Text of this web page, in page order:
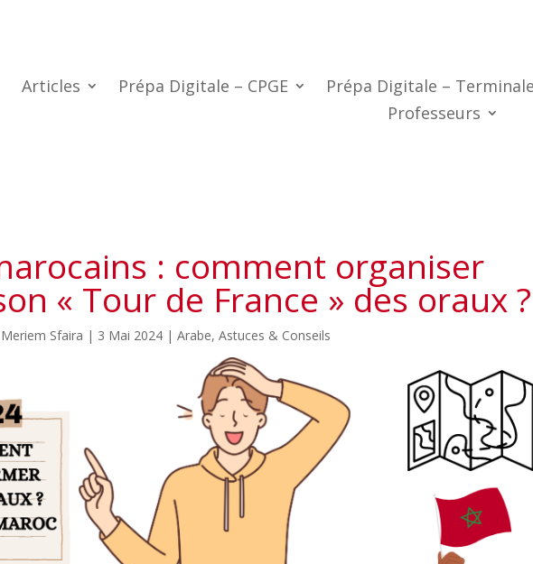
Articles Prépa Digitale – CPGE Prépa Digitale –
Professeurs
: comment organiser
« Tour de France » des oraux ?
Meriem Sfaira | 3 Mai 2024| Arabe, Astuces & Conseils